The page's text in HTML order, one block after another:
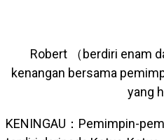
Robert （berdiri enam
kenangan bersama
yang
KENINGAU：Pemimpin-